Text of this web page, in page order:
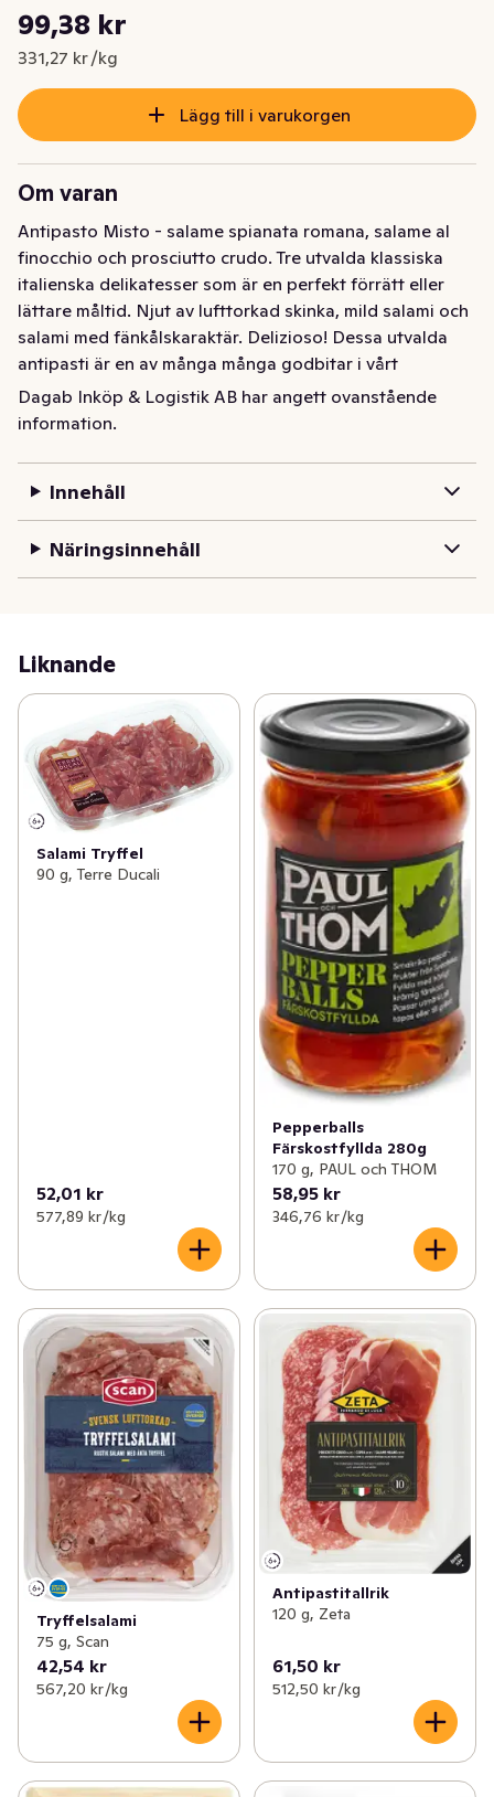
Nuvarande pris är: 99,38 kr
99,38 kr
331,27 kr /kg
Styckpris: 331,27 kr /kg
Lägg till i varukorgen
Om varan
Antipasto Misto - salame spianata romana, salame al
finocchio och prosciutto crudo. Tre utvalda klassiska
italienska delikatesser som är en perfekt förrätt eller
lättare måltid. Njut av lufttorkad skinka, mild salami och
salami med fänkålskaraktär. Delizioso! Dessa utvalda
antipasti är en av många många godbitar i vårt
sortiment av Italiensk Deli.
Antipasto Misto - salame spianata romana, salame al
lättare måltid. Njut av lufttorkad skinka, mild salami och
antipasti är en av många många godbitar i vårt
sortiment av Italiensk Deli.
Dagab Inköp & Logistik AB har angett ovanstående
information.
Innehåll
Näringsinnehåll
Liknande
Salami Tryffel
90 g, Terre Ducali
52,01 kr
577,89 kr /kg
Pepperballs
Färskostfyllda 280g
170 g, PAUL och THOM
58,95 kr
346,76 kr /kg
Tryffelsalami
75 g, Scan
42,54 kr
567,20 kr /kg
Antipastitallrik
120 g, Zeta
61,50 kr
512,50 kr /kg